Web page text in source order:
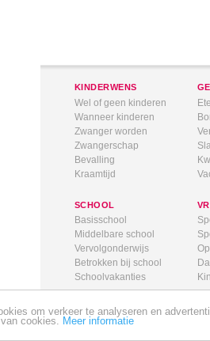
om verkeer te analyseren en
cookies. Meer informatie
KINDERWENS
Wel of geen kinderen
Wanneer kinderen
Zwanger worden
Zwangerschap
Bevalling
Kraamtijd
SCHOOL
Basisschool
Middelbare school
Vervolgonderwijs
Betrokken bij school
Schoolvakanties